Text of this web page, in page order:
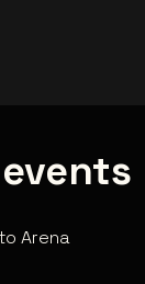
Arena